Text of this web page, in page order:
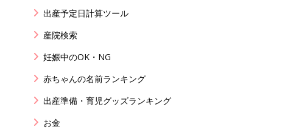
出産予定日計算ツール
産院検索
妊娠中のOK・NG
赤ちゃんの名前ランキング
出産準備・育児グッズランキング
お金